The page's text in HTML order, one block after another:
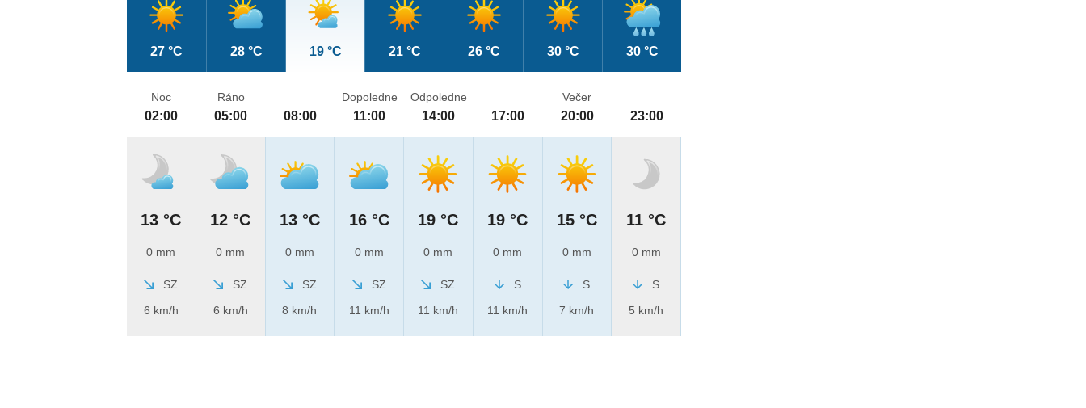
27 °C 28 °C 19 °C 21 °C 26 °C 30 °C 30 °C
Noc
02:00
13 °C
0 mm
SZ
6 km/h
Ráno
05:00
12 °C
0 mm
SZ
6 km/h
08:00
13 °C
0 mm
SZ
8 km/h
Dopoledne
11:00
16 °C
0 mm
SZ
11 km/h
Odpoledne
14:00
19 °C
0 mm
SZ
11 km/h
17:00
19 °C
0 mm
S
11 km/h
Večer
20:00
15 °C
0 mm
S
7 km/h
23:00
11 °C
0 mm
S
5 km/h